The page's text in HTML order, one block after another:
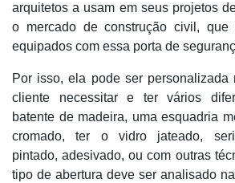
arquitetos a usam em seus projetos
o mercado de construção civil, que
equipados com essa porta de
Por isso, ela pode ser
cliente necessitar e ter vários
batente de madeira, uma esquadria
cromado, ter o vidro jateado,
pintado, adesivado, ou com outras
tipo de abertura deve ser analisado